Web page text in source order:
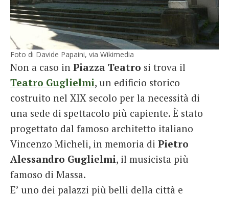
Foto di Davide Papaini, via Wikimedia
Non a caso in Piazza Teatro si trova il
Teatro Guglielmi, un edificio storico
costruito nel XIX secolo per la necessità di
una sede di spettacolo più capiente. È stato
progettato dal famoso architetto italiano
Vincenzo Micheli, in memoria di Pietro
Alessandro Guglielmi, il musicista più
famoso di Massa.
E’ uno dei palazzi più belli della città e